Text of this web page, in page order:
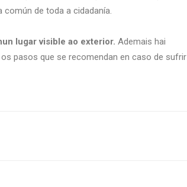
de toda a cidadanía.
lugar visible ao exterior. Ademais hai
pasos que se recomendan en caso de sufrir